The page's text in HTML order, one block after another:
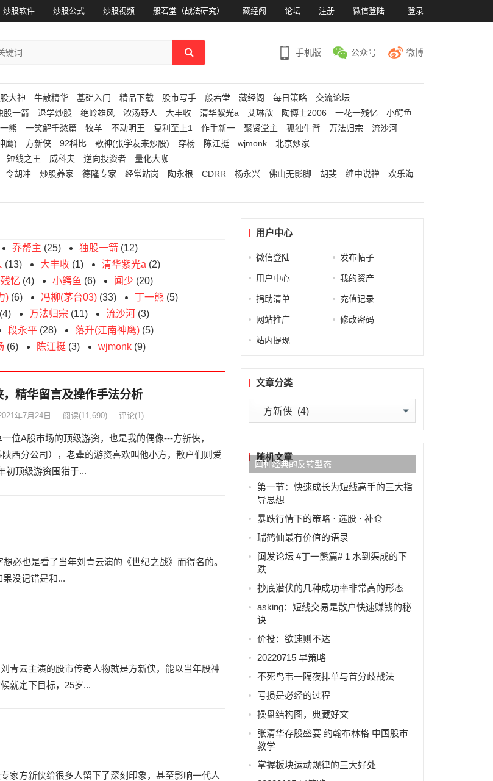
炒股软件 炒股公式 炒股视频 般若堂（战法研究） 藏经阁 论坛 注册 微信登陆 登录
手机版 公众号 微博
大神 牛散精华 基础入门 精品下载 股市写手 般若堂 藏经阁 每日策略
交流论坛
股一箭 退学炒股 绝岭雄风 浓汤野人 大丰收 清华紫光a 艾琳歆 陶博士2006 一花一残忆
小鳄鱼
熊 一笑解千愁篇 牧羊 不动明王 复利至上1 作手新一 聚贤堂主 孤独牛背 万法归宗
流沙河
鹰) 方新侠 92科比 歌神(张学友来炒股) 穿杨 陈江挺 wjmonk
北京炒家
短线之王 威科夫 逆向投资者
量化大咖
令胡冲 炒股养家 德隆专家 经常站岗 陶永根 CDRR 杨永兴 佛山无影脚 胡斐 缠中说禅
欢乐海
乔帮主 (25) 独股一箭(12)
(13) 大丰收(1) 清华紫光a (2)
忆 (4) 小鳄鱼 (6) 闻少 (20)
)(6) 冯柳(茅台03)(33) 丁一熊(5)
(4) 万法归宗 (11) 流沙河 (3)
段永平(28) 落升(江南神鹰)(5)
(6) 陈江挺(3) wjmonk(9)
精华留言及操作手法分析
年7月24日 阅读(11,690) 评论(1)
位A股市场的顶级游资，也是我的偶像---方新侠，
陕西分公司），老辈的游资喜欢叫他小方，散户们则爱
初顶级游资围猎于...
必也是看了当年刘青云演的《世纪之战》而得名的。
没记错是和...
青云主演的股市传奇人物就是方新侠，能以当年股神
就定下目标，25岁...
家方新侠给很多人留下了深刻印象，甚至影响一代人
用户中心
微信登陆 发布帖子
用户中心 我的资产
捐助清单 充值记录
网站推广 修改密码
站内提现
文章分类
章
类随机文章
四种经典的反转型态
第一节：快速成长为短线高手的三大指
导思想
暴跌行情下的策略 · 选股 · 补仓
瑞鹤仙最有价值的语录
闽发论坛 #丁一熊篇# 1 水到渠成的下
跌
抄底潜伏的几种成功率非常高的形态
asking：短线交易是散户快速赚钱的秘
诀
价投：欲速则不达
20220715 早策略
不死鸟韦一隔夜排单与首分歧战法
亏损是必经的过程
操盘结构图，典藏好文
张清华存股盛宴 约翰布林格 中国股市
教学
掌握板块运动规律的三大好处